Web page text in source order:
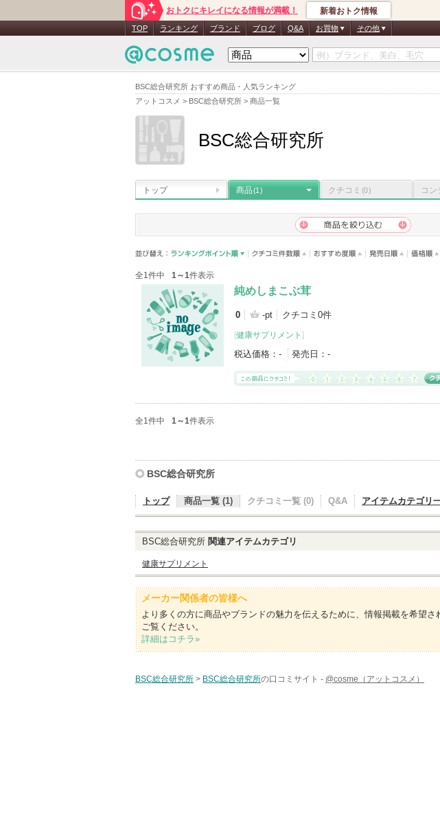
BSC総合研究所 おすすめ商品・人気ランキング
アットコスメ > BSC総合研究所 > 商品一覧
おトクにキレイになる情報が満載！ 新着おトク情報
TOP ランキング ブランド ブログ Q&A お買物 その他
BSC総合研究所
トップ 商品(1) クチコミ (0) コン
全1件中 1～1件表示
純めしまこぶ茸
0 -pt クチコミ0件
[健康サプリメント ]
税込価格： - 発売日： -
全1件中 1～1件表示
BSC総合研究所
トップ 商品一覧 (1) クチコミ一覧 (0) Q&A アイテムカテゴリ
BSC総合研究所 関連アイテムカテゴリ
健康サプリメント
メーカー関係者の皆様へ
より多くの方に商品やブランドの魅力を伝えるために、情報掲載を希望
ご覧ください。
詳細はコチラ»
BSC総合研究所 > BSC総合研究所の口コミサイト - @cosme（アットコスメ）